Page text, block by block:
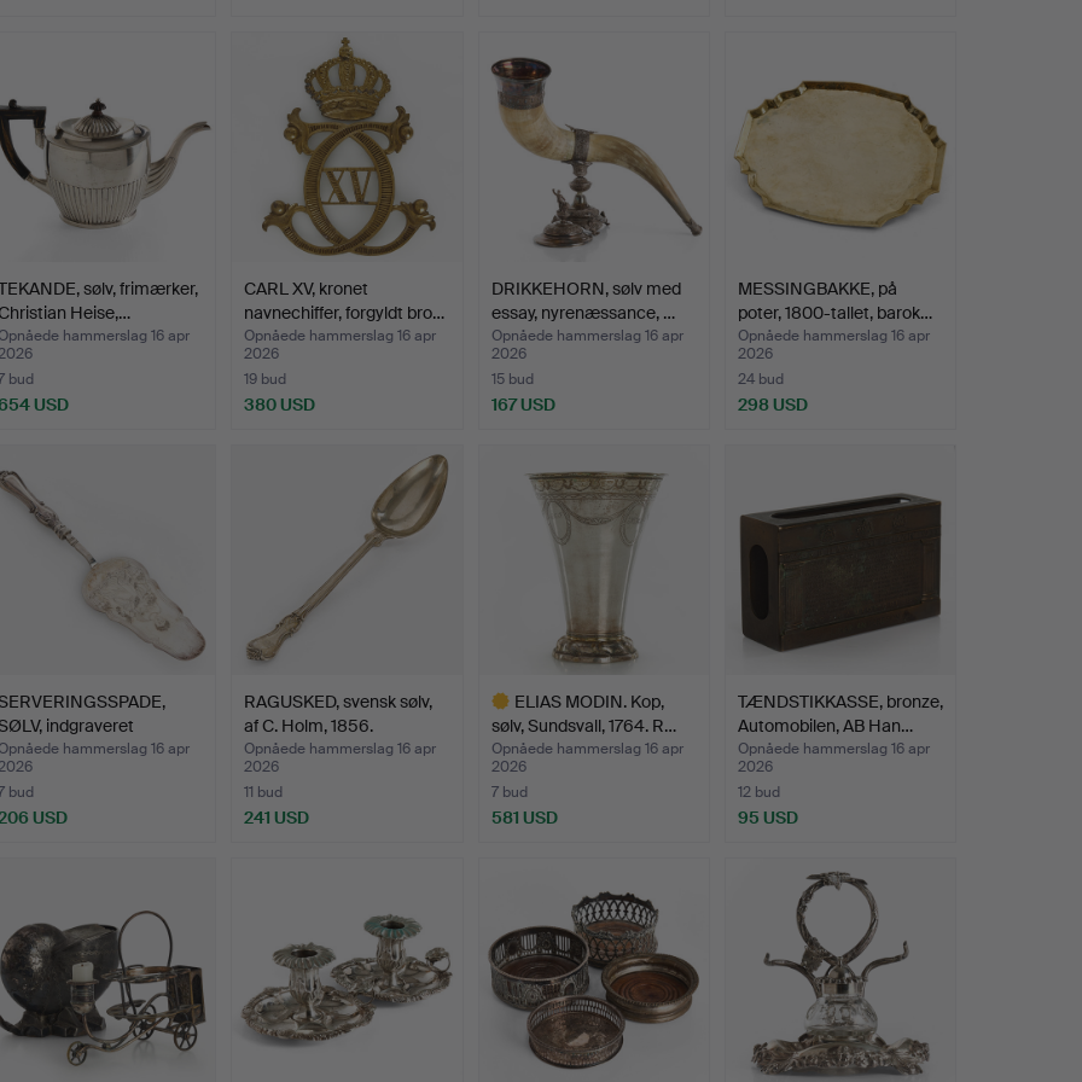
sølv, frimærker,
Heise,…
hammerslag 16 apr
bud
USD
CARL XV, kronet
navnechiffer, forgyldt bro…
Opnåede hammerslag 16 apr
2026
19 bud
380 USD
DRIKKEHORN, sølv med
essay, nyrenæssance, …
Opnåede hammerslag 16 apr
2026
15 bud
167 USD
MESSINGBAKKE, på
poter, 1800-tallet, barok…
Opnåede hammerslag 16 apr
2026
24 bud
298 USD
indgraveret
hammerslag 16 apr
bud
USD
RAGUSKED, svensk sølv,
af C. Holm, 1856.
Opnåede hammerslag 16 apr
2026
11 bud
241 USD
ELIAS MODIN. Kop,
sølv, Sundsvall, 1764. R…
Opnåede hammerslag 16 apr
2026
7 bud
581 USD
TÆNDSTIKKASSE, bronze,
Automobilen, AB Han…
Opnåede hammerslag 16 apr
2026
12 bud
95 USD